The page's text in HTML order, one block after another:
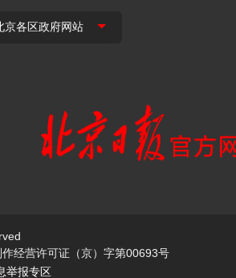
作经营许可证（京）字第00693号
举报专区